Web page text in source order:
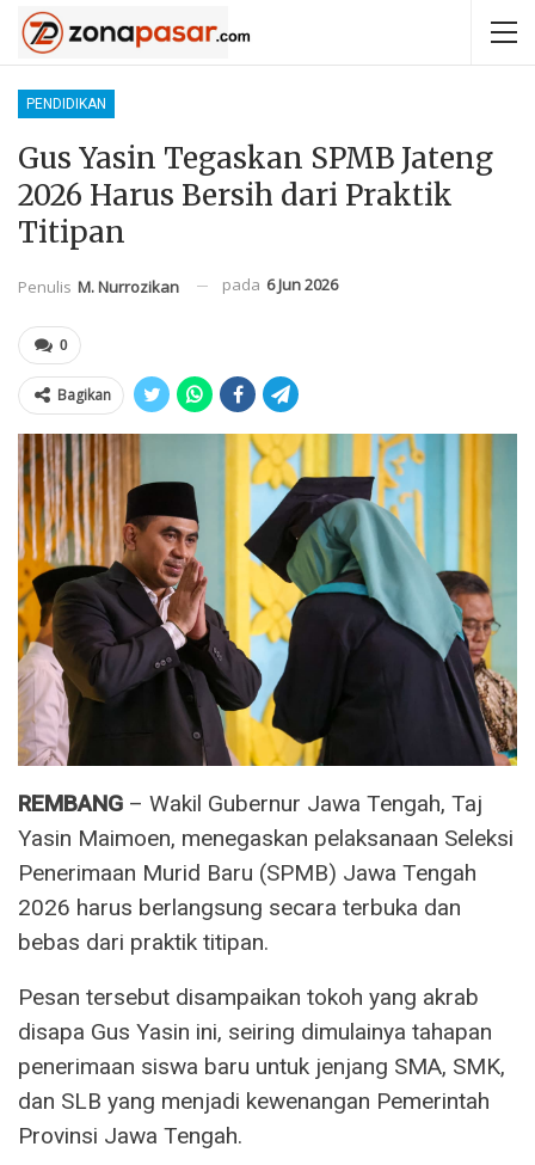
PENDIDIKAN
Gus Yasin Tegaskan SPMB Jateng
2026 Harus Bersih dari Praktik
Titipan
Penulis M. Nurrozikan pada 6 Jun 2026
0
Bagikan
REMBANG – Wakil Gubernur Jawa Tengah, Taj
Yasin Maimoen, menegaskan pelaksanaan Seleksi
Penerimaan Murid Baru (SPMB) Jawa Tengah
2026 harus berlangsung secara terbuka dan
bebas dari praktik titipan.
Pesan tersebut disampaikan tokoh yang akrab
disapa Gus Yasin ini, seiring dimulainya tahapan
penerimaan siswa baru untuk jenjang SMA, SMK,
dan SLB yang menjadi kewenangan Pemerintah
Provinsi Jawa Tengah.